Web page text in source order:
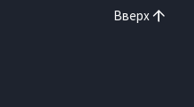
Вверх